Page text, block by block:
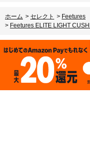
ホーム > セレクト > Feetures
> Feetures ELITE LIGHT